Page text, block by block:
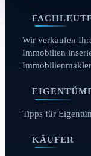
Wir verkaufen
Immobilien
Tipps für
KÄUFER